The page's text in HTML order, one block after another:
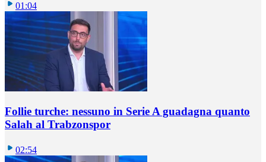
01:04
Follie turche: nessuno in Serie A guadagna quanto
Salah al Trabzonspor
02:54